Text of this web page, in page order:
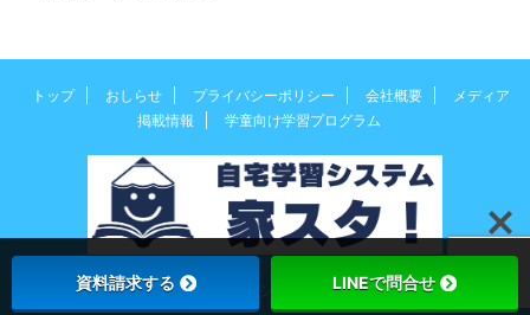
トップ おしらせ プライバシーポリシー 会社概要
メディア
掲載情報
学童向け学習プログラム
© 2026 自宅学習システム 家スタ！
資料請求する LINEで問合せ